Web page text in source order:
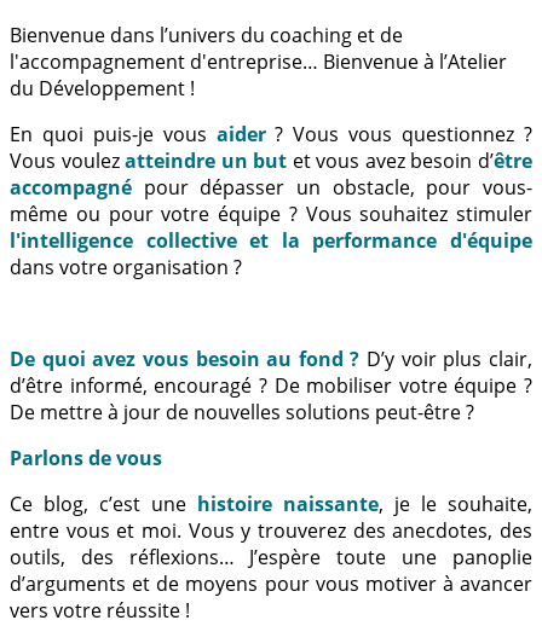
Bienvenue dans l’univers du coaching et de
l'accompagnement d'entreprise… Bienvenue à l’Atelier
du Développement !
En quoi puis-je vous aider? Vous vous questionnez ?
Vous voulezatteindre un but et vous avez besoin d’être
accompagné pour dépasser un obstacle, pour vous-
même ou pour votre équipe ? Vous souhaitez stimuler
l'intelligence collective et la performance d'équipe
dans votre organisation ?
De quoi avez vous besoin au fond ? D’y voir plus clair,
d’être informé, encouragé ? De mobiliser votre équipe ?
De mettre à jour de nouvelles solutions peut-être ?
Parlons de vous
Ce blog, c’est une histoire naissante, je le souhaite,
entre vous et moi. Vous y trouverez des anecdotes, des
outils, des réflexions… J’espère toute une panoplie
d’arguments et de moyens pour vous motiver à avancer
vers votre réussite !